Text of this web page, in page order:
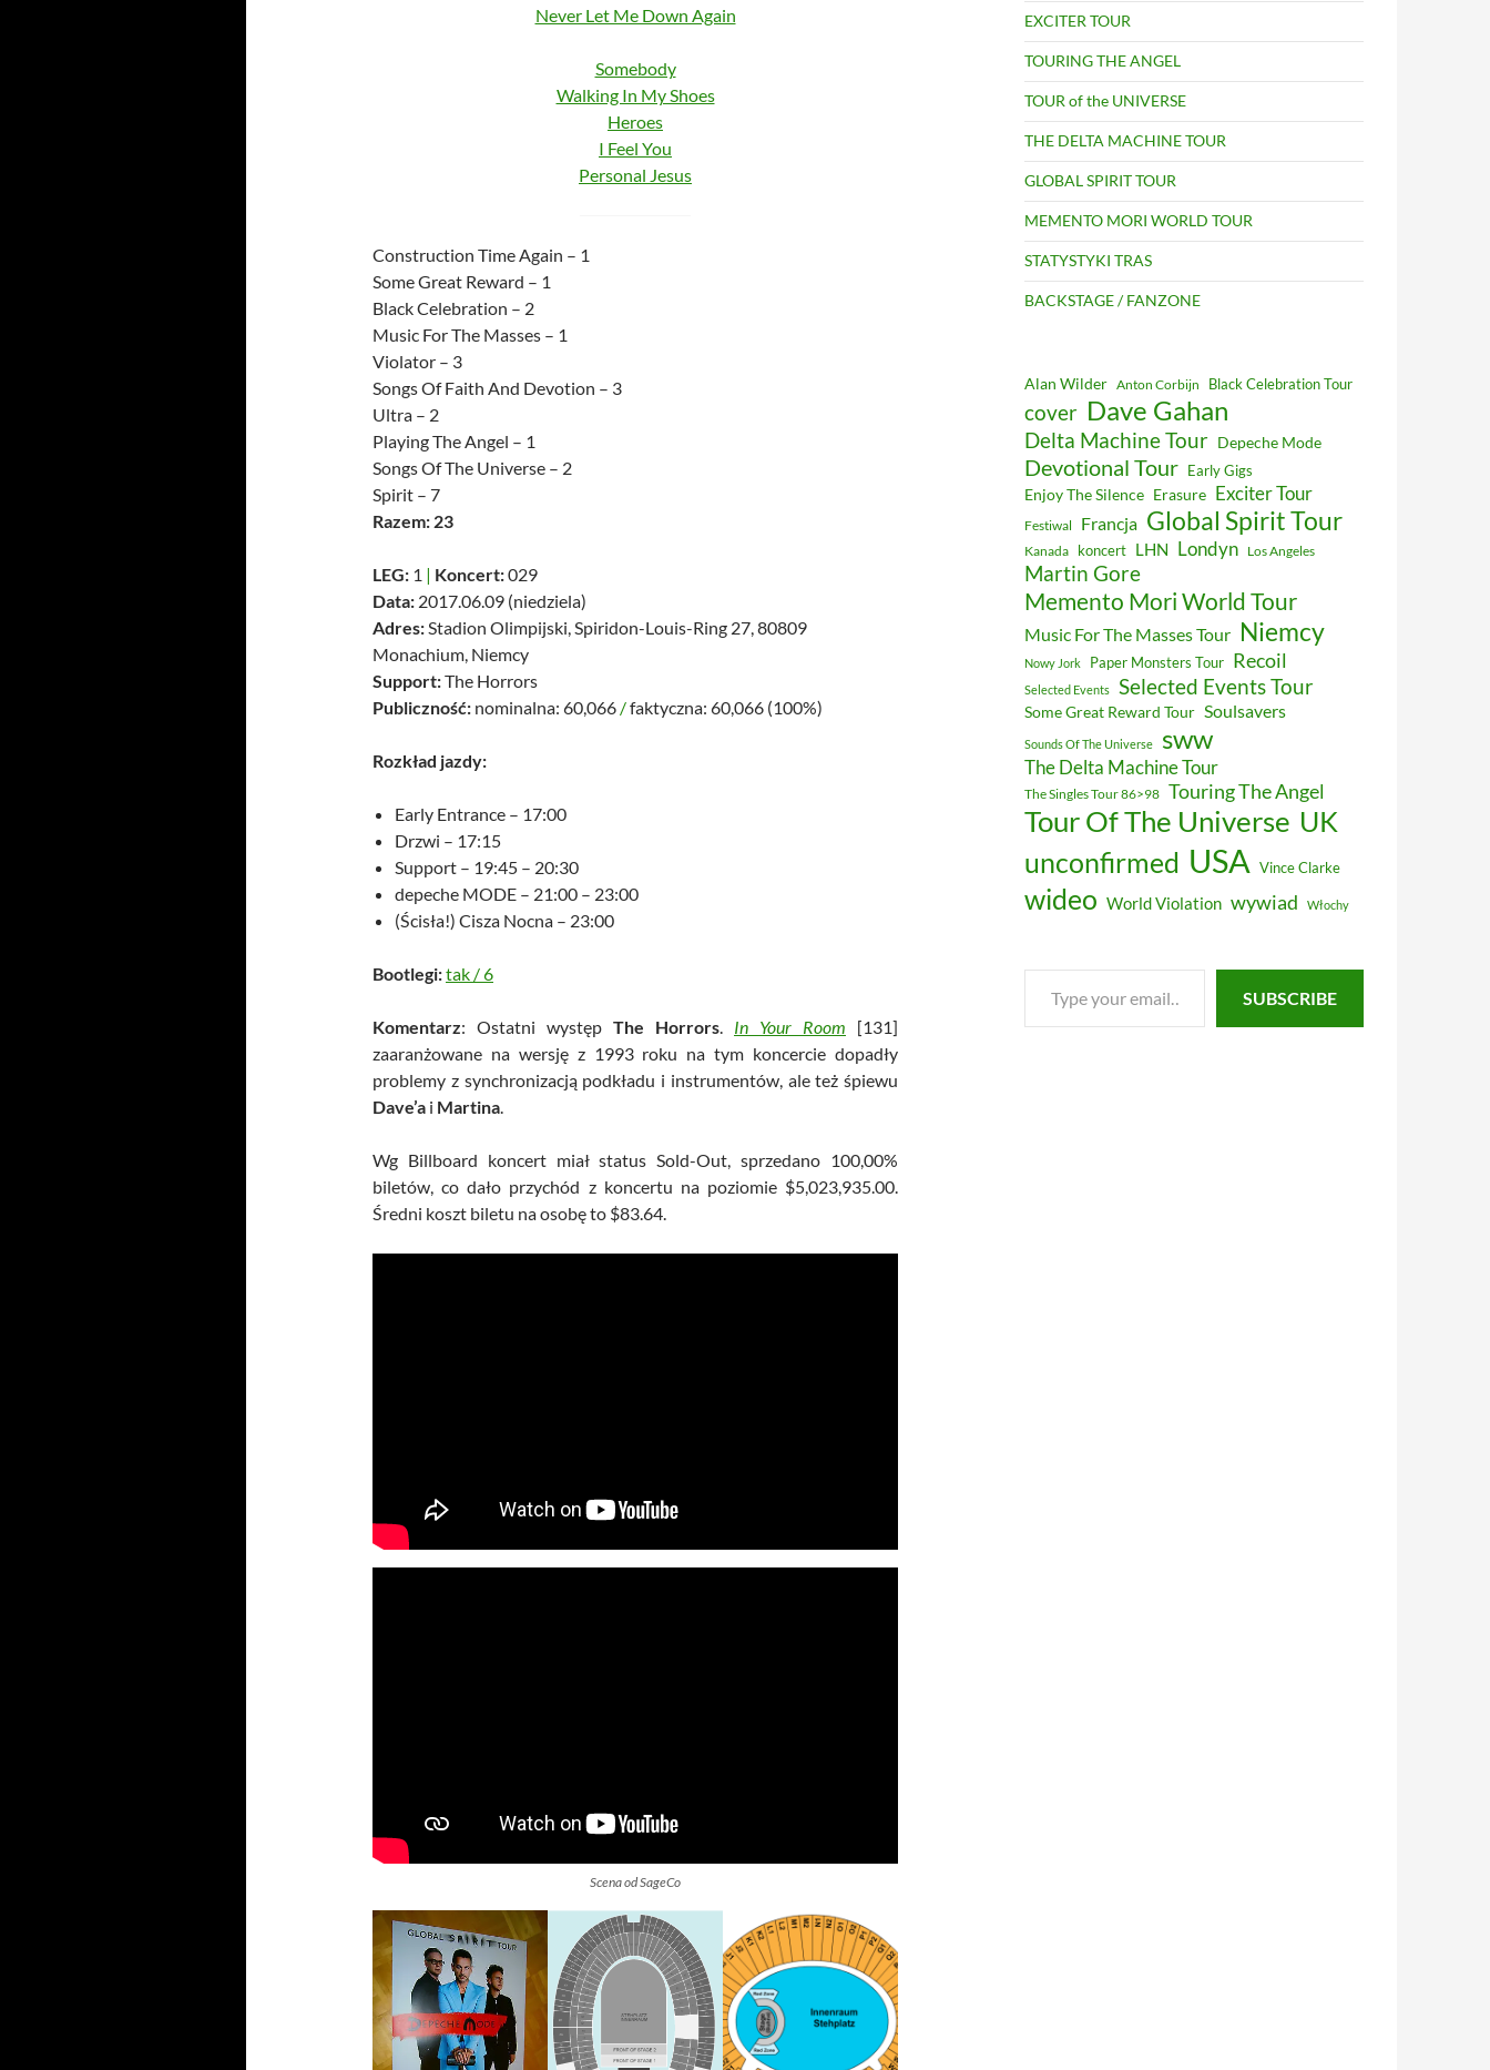
Never Let Me Down Again
Somebody
Walking In My Shoes
Heroes
I Feel You
Personal Jesus
Construction Time Again – 1
Some Great Reward – 1
Black Celebration – 2
Music For The Masses – 1
Violator – 3
Songs Of Faith And Devotion – 3
Ultra – 2
Playing The Angel – 1
Songs Of The Universe – 2
Spirit – 7
Razem: 23
LEG: 1 | Koncert:029
Data: 2017.06.09 (niedziela)
Adres:Stadion Olimpijski, Spiridon-Louis-Ring 27, 80809
Monachium, Niemcy
Support:The Horrors
Publiczność: nominalna: 60,066 /faktyczna: 60,066 (100%)
Rozkład jazdy:
Early Entrance – 17:00
Drzwi – 17:15
Support – 19:45 – 20:30
depeche MODE – 21:00 – 23:00
(Ścisła!) Cisza Nocna – 23:00
Bootlegi:tak /6
Komentarz: Ostatni występ The Horrors. In Your Room [131]
zaaranżowane na wersję z 1993 roku na tym koncercie dopadły
problemy z synchronizacją podkładu i instrumentów, ale też śpiewu
Dave’a i Martina.
Wg Billboard koncert miał status Sold-Out, sprzedano 100,00%
biletów, co dało przychód z koncertu na poziomie $5,023,935.00.
Średni koszt biletu na osobę to $83.64.
Scena od SageCo
EXCITER TOUR
TOURING THE ANGEL
TOUR of the UNIVERSE
THE DELTA MACHINE TOUR
GLOBAL SPIRIT TOUR
MEMENTO MORI WORLD TOUR
STATYSTYKI TRAS
BACKSTAGE / FANZONE
Alan Wilder Anton Corbijn Black Celebration Tour
cover Dave Gahan
Delta Machine Tour Depeche Mode
Devotional Tour Early Gigs
Enjoy The Silence Erasure Exciter Tour
Festiwal Francja Global Spirit Tour
Kanada koncert LHN Londyn Los Angeles
Martin Gore
Memento Mori World Tour
Music For The Masses Tour Niemcy
Nowy Jork Paper Monsters Tour Recoil
Selected Events Selected Events Tour
Some Great Reward Tour Soulsavers
Sounds Of The Universe sww
The Delta Machine Tour
The Singles Tour 86>98 Touring The Angel
Tour Of The Universe UK
unconfirmed USA Vince Clarke
wideo World Violation wywiad Włochy
your
SUBSCRIBE